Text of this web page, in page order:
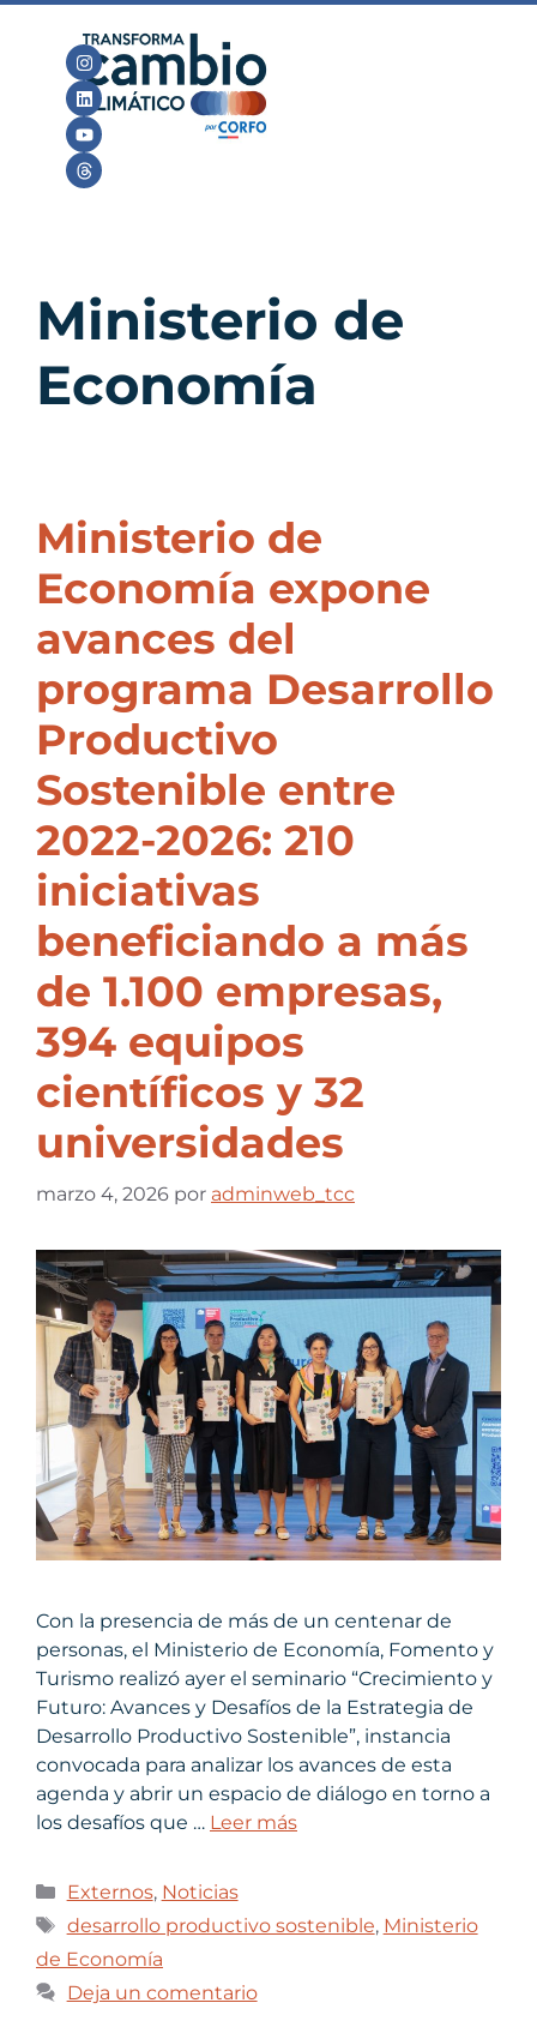
Ministerio de
Economía
Ministerio de
Economía expone
avances del
programa Desarrollo
Productivo
Sostenible entre
2022-2026: 210
iniciativas
beneficiando a más
de 1.100 empresas,
394 equipos
científicos y 32
universidades
marzo 4, 2026 por adminweb_tcc
Con la presencia de más de un centenar de
personas, el Ministerio de Economía, Fomento y
Turismo realizó ayer el seminario “Crecimiento y
Futuro: Avances y Desafíos de la Estrategia de
Desarrollo Productivo Sostenible”, instancia
convocada para analizar los avances de esta
agenda y abrir un espacio de diálogo en torno a
los desafíos que … Leer más
Externos, Noticias
desarrollo productivo sostenible, Ministerio
de Economía
Deja un comentario